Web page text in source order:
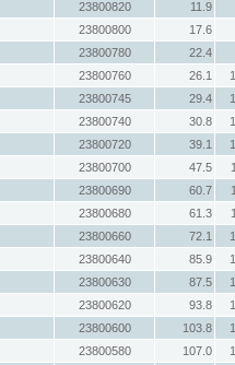
23800820
11.9
23800800
17.6
23800780
22.4
23800760 26.1
23800745 29.4
23800740 30.8
23800720 39.1
23800700 47.5
23800690 60.7
23800680 61.3
23800660 72.1
23800640 85.9
23800630 87.5
23800620 93.8
23800600 103.8
23800580 107.0